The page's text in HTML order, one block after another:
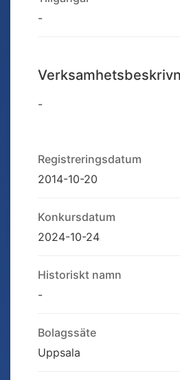
-
-
Registreringsdatum
2014-10-20
Konkursdatum
2024-10-24
Historiskt namn
-
Bolagssäte
Uppsala